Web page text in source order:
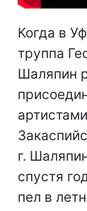
Когда в
труппа
Шаляпин
г.
спустя
пел в